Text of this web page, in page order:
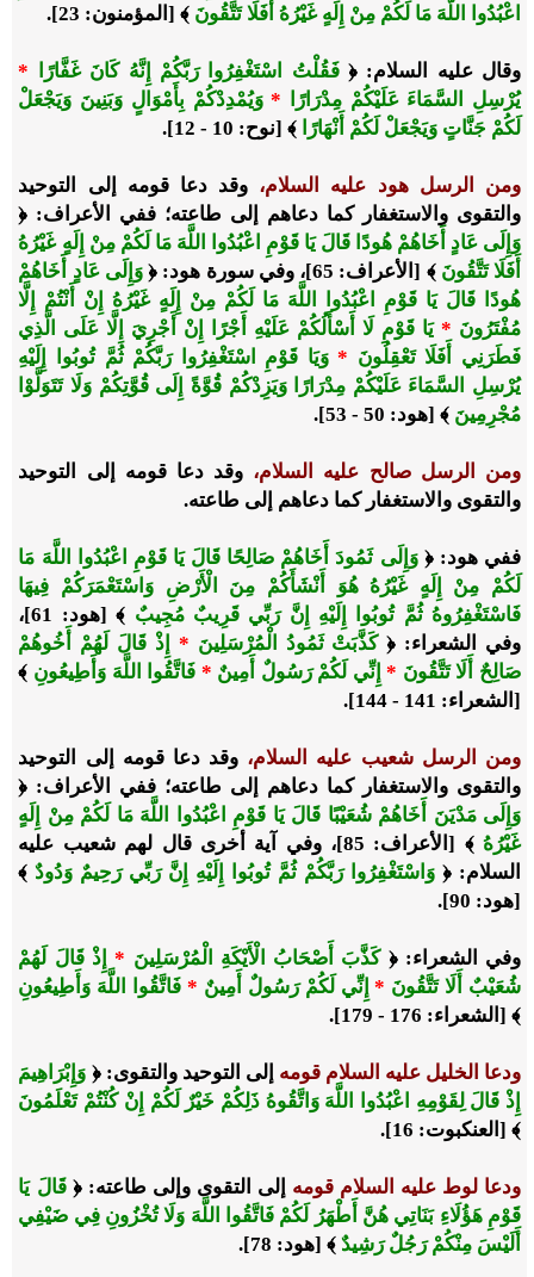
اعْبُدُوا اللَّهَ مَا لَكُمْ مِنْ إِلَهٍ غَيْرُهُ أَفَلَا تَتَّقُونَ ﴾ [المؤمنون: 23].
وقال عليه السلام: ﴿فَقُلْتُ اسْتَغْفِرُوا رَبَّكُمْ إِنَّهُ كَانَ غَفَّارًا *
يُرْسِلِ السَّمَاءَ عَلَيْكُمْ مِدْرَارًا *وَيُمْدِدْكُمْ بِأَمْوَالٍ وَبَنِينَ وَيَجْعَلْ
لَكُمْ جَنَّاتٍ وَيَجْعَلْ لَكُمْ أَنْهَارًا
﴾ [نوح: 10 - 12].
ومن الرسل هود عليه السلام، وقد دعا قومه إلى التوحيد
والتقوى والاستغفار كما دعاهم إلى طاعته؛ ففي الأعراف: ﴿
وَإِلَى عَادٍ أَخَاهُمْ هُودًا قَالَ يَا قَوْمِ اعْبُدُوا اللَّهَ مَا لَكُمْ مِنْ إِلَهٍ غَيْرُهُ
أَفَلَا تَتَّقُونَ ﴾ [الأعراف: 65]، وفي سورة هود: ﴿
وَإِلَى عَادٍ أَخَاهُمْ
هُودًا قَالَ يَا قَوْمِ اعْبُدُوا اللَّهَ مَا لَكُمْ مِنْ إِلَهٍ غَيْرُهُ إِنْ أَنْتُمْ إِلَّا
مُفْتَرُونَ *يَا قَوْمِ لَا أَسْأَلُكُمْ عَلَيْهِ أَجْرًا إِنْ أَجْرِيَ إِلَّا عَلَى الَّذِي
فَطَرَنِي أَفَلَا تَعْقِلُونَ *وَيَا قَوْمِ اسْتَغْفِرُوا رَبَّكُمْ ثُمَّ تُوبُوا إِلَيْهِ
يُرْسِلِ السَّمَاءَ عَلَيْكُمْ مِدْرَارًا وَيَزِدْكُمْ قُوَّةً إِلَى قُوَّتِكُمْ وَلَا تَتَوَلَّوْا
مُجْرِمِينَ ﴾ [هود: 50 - 53].
ومن الرسل صالح عليه السلام، وقد دعا قومه إلى التوحيد
والتقوى والاستغفار كما دعاهم إلى طاعته.
ففي هود: ﴿وَإِلَى ثَمُودَ أَخَاهُمْ صَالِحًا قَالَ يَا قَوْمِ اعْبُدُوا اللَّهَ مَا
لَكُمْ مِنْ إِلَهٍ غَيْرُهُ هُوَ أَنْشَأَكُمْ مِنَ الْأَرْضِ وَاسْتَعْمَرَكُمْ فِيهَا
فَاسْتَغْفِرُوهُ ثُمَّ تُوبُوا إِلَيْهِ إِنَّ رَبِّي قَرِيبٌ مُجِيبٌ
﴾ [هود: 61]،
وفي الشعراء: ﴿كَذَّبَتْ ثَمُودُ الْمُرْسَلِينَ * إِذْ قَالَ لَهُمْ أَخُوهُمْ
صَالِحٌ أَلَا تَتَّقُونَ *إِنِّي لَكُمْ رَسُولٌ أَمِينٌ * فَاتَّقُوا اللَّهَ وَأَطِيعُونِ ﴾
[الشعراء: 141 - 144].
ومن الرسل شعيب عليه السلام، وقد دعا قومه إلى التوحيد
والتقوى والاستغفار كما دعاهم إلى طاعته؛ ففي الأعراف: ﴿
وَإِلَى مَدْيَنَ أَخَاهُمْ شُعَيْبًا قَالَ يَا قَوْمِ اعْبُدُوا اللَّهَ مَا لَكُمْ مِنْ إِلَهٍ
غَيْرُهُ
﴾ [الأعراف: 85]، وفي آية أخرى قال لهم شعيب عليه
السلام: ﴿ وَاسْتَغْفِرُوا رَبَّكُمْ ثُمَّ تُوبُوا إِلَيْهِ إِنَّ رَبِّي رَحِيمٌ وَدُودٌ﴾
[هود: 90].
وفي الشعراء: ﴿كَذَّبَ أَصْحَابُ الْأَيْكَةِ الْمُرْسَلِينَ *إِذْ قَالَ لَهُمْ
شُعَيْبٌ أَلَا تَتَّقُونَ *إِنِّي لَكُمْ رَسُولٌ أَمِينٌ *فَاتَّقُوا اللَّهَ وَأَطِيعُونِ
﴾ [الشعراء: 176 - 179].
ودعا الخليل عليه السلام قومه إلى التوحيد والتقوى: ﴿ وَإِبْرَاهِيمَ
إِذْ قَالَ لِقَوْمِهِ اعْبُدُوا اللَّهَ وَاتَّقُوهُ ذَلِكُمْ خَيْرٌ لَكُمْ إِنْ كُنْتُمْ تَعْلَمُونَ
﴾ [العنكبوت: 16].
ودعا لوط عليه السلام قومه إلى التقوى وإلى طاعته: ﴿قَالَ يَا
قَوْمِ هَؤُلَاءِ بَنَاتِي هُنَّ أَطْهَرُ لَكُمْ فَاتَّقُوا اللَّهَ وَلَا تُخْزُونِ فِي ضَيْفِي
أَلَيْسَ مِنْكُمْ رَجُلٌ رَشِيدٌ ﴾ [هود: 78].